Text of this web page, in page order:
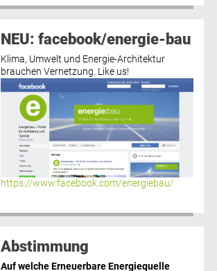
NEU: facebook/energie-bau
Klima, Umwelt und Energie-Architektur
brauchen Vernetzung. Like us!
https://www.facebook.com/energiebau/
Abstimmung
Auf welche Erneuerbare Energiequelle